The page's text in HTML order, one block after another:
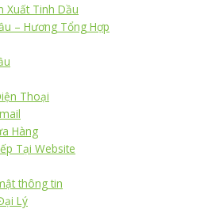
Xuất Tinh Dầu
– Hương Tổng Hợp
Thoại
Hàng
Tại Website
thông tin
Lý